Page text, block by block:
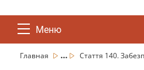
Меню
Главная ... Стаття 140.